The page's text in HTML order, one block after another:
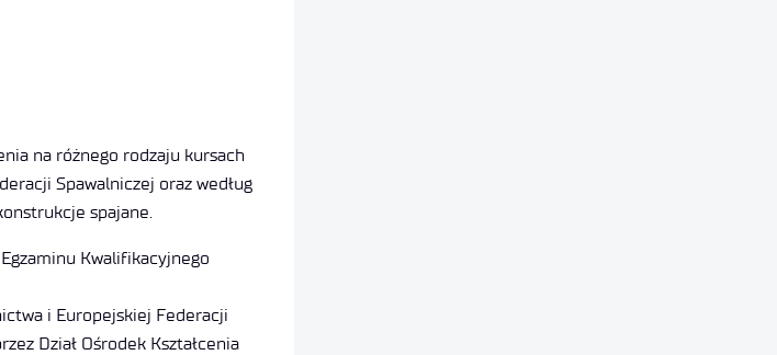
na różnego rodzaju kursach
Spawalniczej oraz według
spajane.
Kwalifikacyjnego
i Europejskiej Federacji
Dział Ośrodek Kształcenia